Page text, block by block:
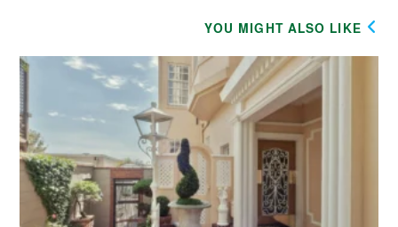
YOU MIGHT ALSO LIKE